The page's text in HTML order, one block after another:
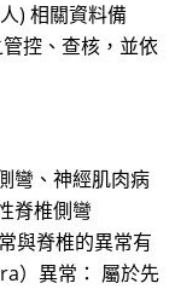
) 相關資料備
控、查核，並依
彎、神經肌肉病
脊椎側彎
與脊椎的異常有
）異常： 屬於先